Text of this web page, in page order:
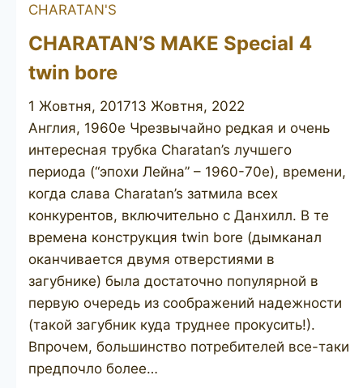
CHARATAN'S
CHARATAN’S MAKE Special 4
twin bore
1 Жовтня, 201713 Жовтня, 2022
Англия, 1960е Чрезвычайно редкая и очень
интересная трубка Charatan’s лучшего
периода (“эпохи Лейна” – 1960-70е), времени,
когда слава Charatan’s затмила всех
конкурентов, включительно с Данхилл. В те
времена конструкция twin bore (дымканал
оканчивается двумя отверстиями в
загубнике) была достаточно популярной в
первую очередь из соображений надежности
(такой загубник куда труднее прокусить!).
Впрочем, большинство потребителей все-таки
предпочло более…